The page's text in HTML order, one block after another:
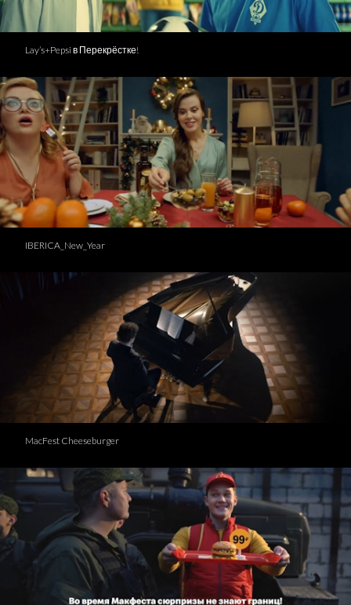
Lay’s+Pepsi в Перекрёстке!
IBERICA_New_Year
MacFest Cheeseburger